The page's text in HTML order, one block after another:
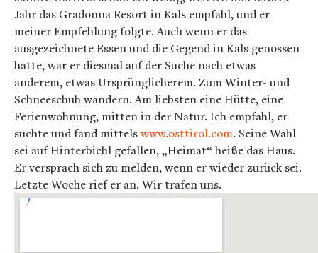
Jahr das Gradonna Resort in Kals empfahl, und er
meiner Empfehlung folgte. Auch wenn er das
ausgezeichnete Essen und die Gegend in Kals genossen
hatte, war er diesmal auf der Suche nach etwas
anderem, etwas Ursprünglicherem. Zum Winter- und
Schneeschuh wandern. Am liebsten eine Hütte, eine
Ferienwohnung, mitten in der Natur. Ich empfahl, er
suchte und fand mittelswww.osttirol.com. Seine Wahl
sei auf Hinterbichl gefallen, „Heimat“ heiße das Haus.
Er versprach sich zu melden, wenn er wieder zurück sei.
Letzte Woche rief er an. Wir trafen uns.